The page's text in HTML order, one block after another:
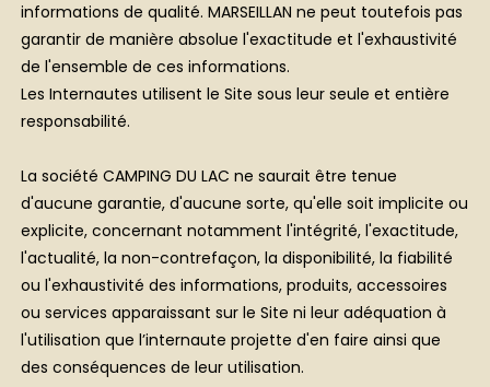
informations de qualité. MARSEILLAN ne peut toutefois pas
garantir de manière absolue l'exactitude et l'exhaustivité
de l'ensemble de ces informations.
Les Internautes utilisent le Site sous leur seule et entière
responsabilité.
La société CAMPING DU LAC ne saurait être tenue
d'aucune garantie, d'aucune sorte, qu'elle soit implicite ou
explicite, concernant notamment l'intégrité, l'exactitude,
l'actualité, la non-contrefaçon, la disponibilité, la fiabilité
ou l'exhaustivité des informations, produits, accessoires
ou services apparaissant sur le Site ni leur adéquation à
l'utilisation que l’internaute projette d'en faire ainsi que
des conséquences de leur utilisation.